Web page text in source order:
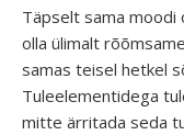
Täpselt sama moodi
olla ülimalt
samas teisel hetkel
Tuleelementidega
mitte ärritada seda